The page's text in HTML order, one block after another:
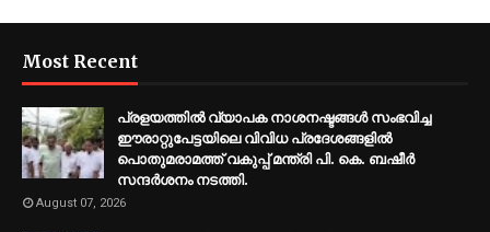
Most Recent
പ്രളയത്തിൽ വ്യാപക നാശനഷ്ടങ്ങൾ സംഭവിച്ച
ഈരാറ്റുപേട്ടയിലെ വിവിധ പ്രദേശങ്ങളിൽ
പൊതുമരാമത്ത് വകുപ്പ് മന്ത്രി പി. കെ. ബഷീർ
സന്ദർശനം നടത്തി.
August 07, 2026